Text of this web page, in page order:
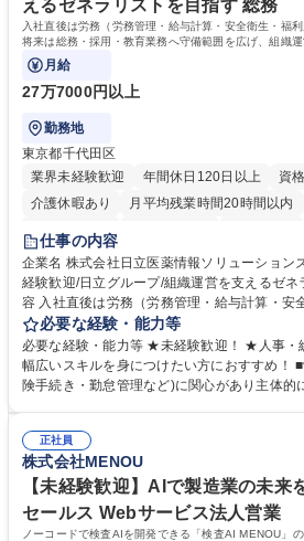
格：
えるゼネラリストを目指す 総務
入社直後は労務（労務管理・給与計算・安全衛生・福
将来は総務・採用・教育業務へ守備範囲を広げ、組織
ます。
月給
27万7000円以上
勤務地
東京都千代田区
業界未経験歓迎
年間休日120日以上
資
介護休暇あり
月平均残業時間20時間以内
住宅手当あり
育休あり
完全週休2日制 交通費支給
仕事の内容
企業名 株式会社日立医薬情報ソリューションズ 求人名 【総務・人事】
経験歓迎/日立グループ/組織運営を支えるゼネラリ
容 入社直後は労務（労務管理・給与計算・安
任せいたします。将来は総務・採用・教育業
営を支えるゼネラリストをめざせます。 ・初期業務：労働時間管理、給与
計算、社会保険対応、福利厚生管理、安全衛
します。ご経験に応じて、休職者管理など、
幅広く経験を積みたい意欲がある方に最適な環境です。 募
務・人事】未経験歓迎/日立グループ/組織運営
指す
必要な経験・能力等
必要な経験・能力等 ★未経験歓迎！ ★人事・
幅広いスキルを身につけたい方におすすめ！ ■労務管理(給与計算・社会保
険手続き・勤怠管理など)に関心があり主体
のご経験 ■労務管理（給与計算・社会保険手
■衛生管理者の資格をお持ちの方 学歴・資格 学歴：大学院 大学 高専 短大
専修学校 高校 語学力： 資格：
正社員
株式会社MENOU
【未経験歓迎】AIで製造業の未来
セールス Webサービス法人営業
ノーコードで検査AIを開発できる「検査AI MENOU」